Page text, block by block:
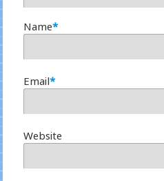
Name*
Email*
Website